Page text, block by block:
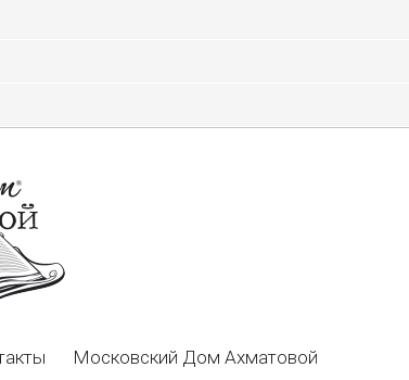
Московский Дом Ахматовой